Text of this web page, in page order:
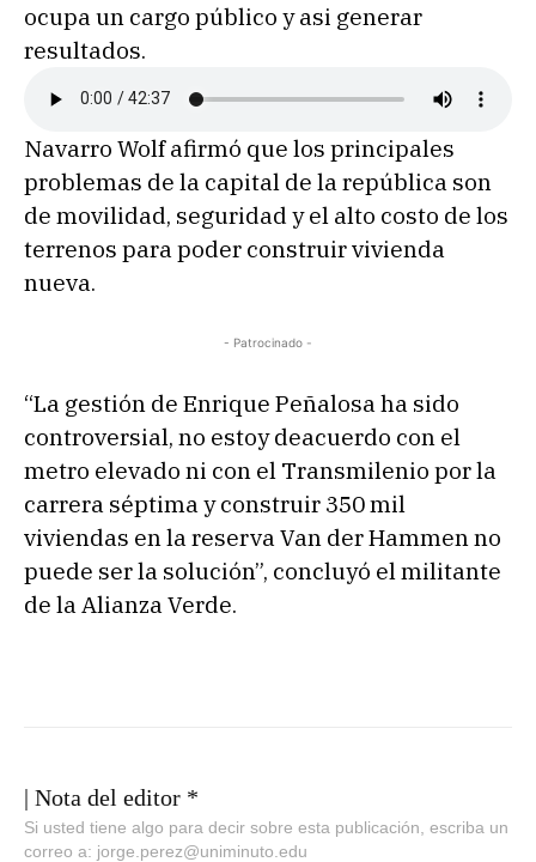
ocupa un cargo público y asi generar
resultados.
Navarro Wolf afirmó que los principales
problemas de la capital de la república son
de movilidad, seguridad y el alto costo de los
terrenos para poder construir vivienda
nueva.
- Patrocinado -
“La gestión de Enrique Peñalosa ha sido
controversial, no estoy deacuerdo con el
metro elevado ni con el Transmilenio por la
carrera séptima y construir 350 mil
viviendas en la reserva Van der Hammen no
puede ser la solución”, concluyó el militante
de la Alianza Verde.
| Nota del editor *
Si usted tiene algo para decir sobre esta publicación, escriba un
correo a: jorge.perez@uniminuto.edu